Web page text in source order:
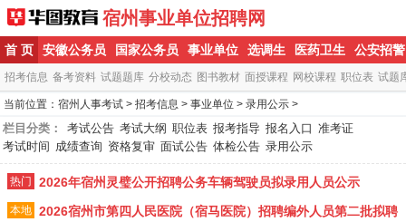
宿州事业单位招聘网
首 页 安徽公务员 国家公务员 事业单位 选调生 医药卫生 公安招警
招考信息 备考资料 试题题库 分校动态 图书教材 面授课程 网校课程 职位表 试题
当前位置：宿州人事考试 >招考信息 >事业单位 >录用公示 >
栏目分类： 考试公告 考试大纲 职位表 报考指导 报名入口 准考证
考试时间 成绩查询 资格复审 面试公告 体检公告 录用公示
热门 2026年宿州灵璧公开招聘公务车辆驾驶员拟录用人员公示
本地 2026宿州市第四人民医院（宿马医院）招聘编外人员第二批拟聘